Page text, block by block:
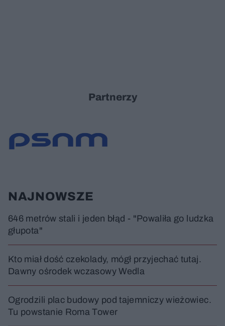
Partnerzy
NAJNOWSZE
646 metrów stali i jeden błąd - "Powaliła go ludzka
głupota"
Kto miał dość czekolady, mógł przyjechać tutaj.
Dawny ośrodek wczasowy Wedla
Ogrodzili plac budowy pod tajemniczy wieżowiec.
Tu powstanie Roma Tower